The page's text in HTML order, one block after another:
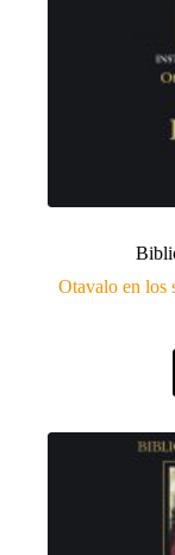
Otavalo en los